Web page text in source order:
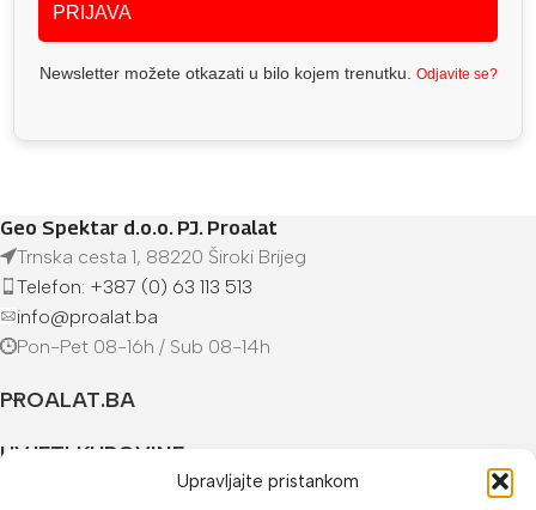
Upravljajte pristankom
PRIJAVA
Newsletter možete otkazati u bilo kojem trenutku. Odjavite se?
Geo Spektar d.o.o. PJ. Proalat
Trnska cesta 1, 88220 Široki Brijeg
Telefon: +387 (0) 63 113 513
info@proalat.ba
Pon-Pet 08-16h / Sub 08-14h
PROALAT.BA
UVJETI KUPOVINE